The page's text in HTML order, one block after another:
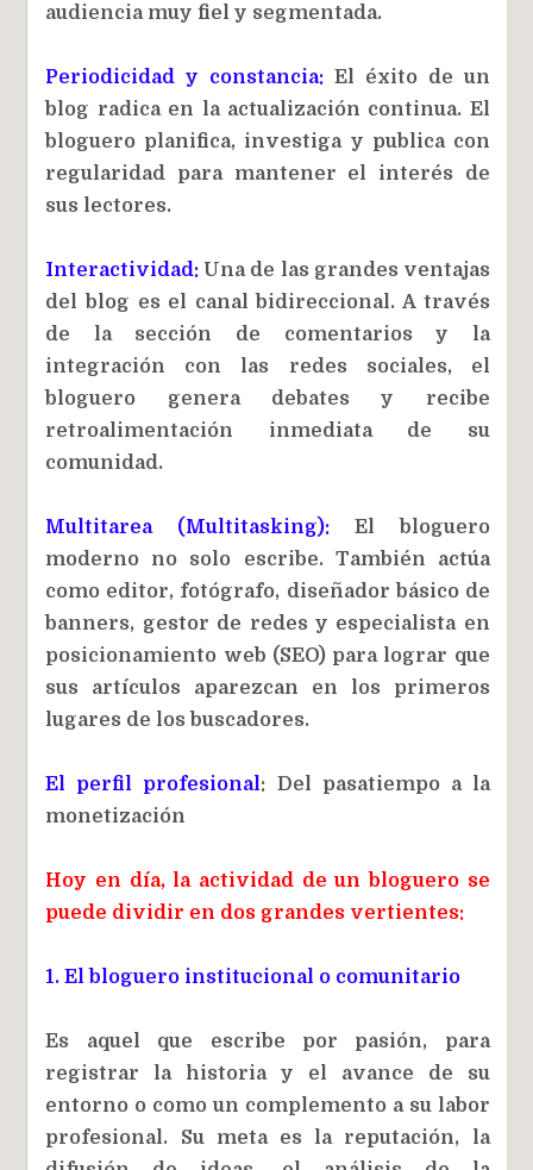
audiencia muy fiel y segmentada.
Periodicidad y constancia: El éxito de un
blog radica en la actualización continua. El
bloguero planifica, investiga y publica con
regularidad para mantener el interés de
sus lectores.
Interactividad: Una de las grandes ventajas
del blog es el canal bidireccional. A través
de la sección de comentarios y la
integración con las redes sociales, el
bloguero genera debates y recibe
retroalimentación inmediata de su
comunidad.
Multitarea (Multitasking): El bloguero
moderno no solo escribe. También actúa
como editor, fotógrafo, diseñador básico de
banners, gestor de redes y especialista en
posicionamiento web (SEO) para lograr que
sus artículos aparezcan en los primeros
lugares de los buscadores.
El perfil profesional: Del pasatiempo a la
monetización
Hoy en día, la actividad de un bloguero se
puede dividir en dos grandes vertientes:
1. El bloguero institucional o comunitario
Es aquel que escribe por pasión, para
registrar la historia y el avance de su
entorno o como un complemento a su labor
profesional. Su meta es la reputación, la